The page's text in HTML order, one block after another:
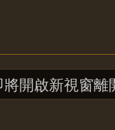
將開啟新視窗離